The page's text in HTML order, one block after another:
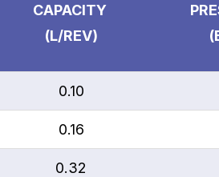
CAPACITY
(L/REV)
0.10
0.16
0.32